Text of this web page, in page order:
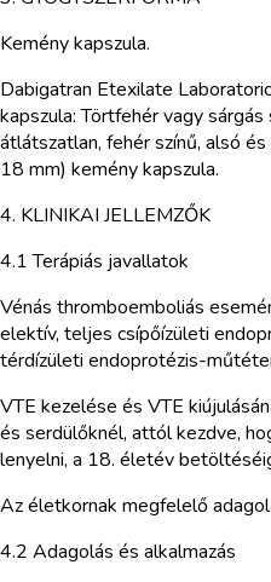
Kemény kapszula.
Dabigatran Etexilate
kapszula: Törtfehér vagy
átlátszatlan, fehér színű, alsó
18 mm) kemény kapszula.
4. KLINIKAI JELLEMZŐK
4.1 Terápiás javallatok
Vénás thromboemboliás
elektív, teljes csípőízületi
térdízületi endoprotézis-
VTE kezelése és VTE
és serdülőknél, attól kezdve,
lenyelni, a 18. életév
Az életkornak megfelelő
4.2 Adagolás és alkalmazás